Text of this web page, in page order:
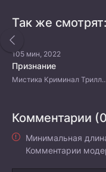
Так же смотрят:
105 мин, 2022
Признание
Мистика Криминал
Комментарии
Минимальная
Комментарии